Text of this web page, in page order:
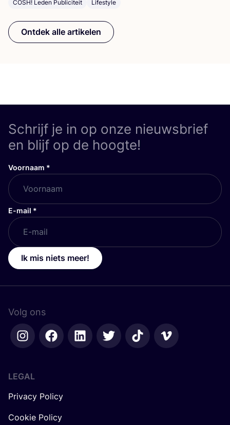
COSH! Leden Publiciteit Lifestyle
Ontdek alle artikelen
Schrijf je in op onze nieuwsbrief
en blijf op de hoogte!
Voornaam *
E-mail *
Ik mis niets meer!
Volg ons
LEGAL
Privacy Policy
Cookie Policy